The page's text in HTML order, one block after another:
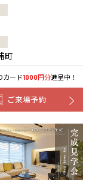
町
カード1000円分進呈中！
ご来場予約